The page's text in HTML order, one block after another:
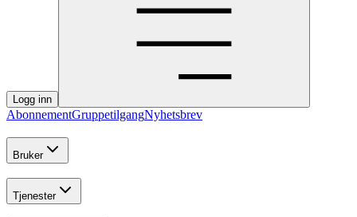
Logg inn
AbonnementGruppetilgangNyhetsbrev
Bruker
Tjenester